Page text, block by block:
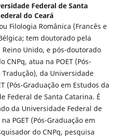
Federal de Santa
do Ceará
Filologia Românica (Francês e
tem doutorado pela
Unido, e pós-doutorado
CNPq, atua na POET (Pós-
da Universidade
(Pós-Graduação em Estudos da
Federal de Santa Catarina. É
da Universidade Federal de
PGET (Pós-Graduação em
do CNPq, pesquisa